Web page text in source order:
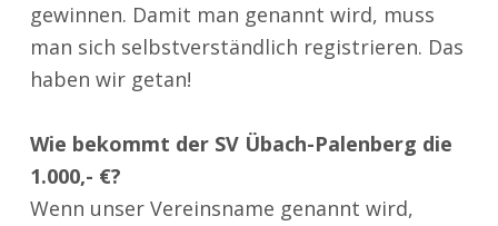
gewinnen. Damit man genannt wird, muss
man sich selbstverständlich registrieren. Das
haben wir getan!
Wie bekommt der SV Übach-Palenberg die
1.000,- €?
Wenn unser Vereinsname genannt wird,